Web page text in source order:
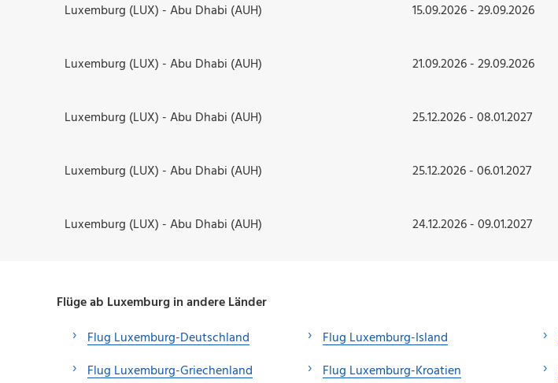
Luxemburg (LUX) - Abu Dhabi (AUH) 15.09.2026 - 29.09.2026
Luxemburg (LUX) - Abu Dhabi (AUH) 21.09.2026 - 29.09.2026
Luxemburg (LUX) - Abu Dhabi (AUH) 25.12.2026 - 08.01.2027
Luxemburg (LUX) - Abu Dhabi (AUH) 25.12.2026 - 06.01.2027
Luxemburg (LUX) - Abu Dhabi (AUH) 24.12.2026 - 09.01.2027
Flüge ab Luxemburg in andere Länder
Flug Luxemburg-Deutschland
Flug Luxemburg-Griechenland
Flug Luxemburg-Island
Flug Luxemburg-Kroatien